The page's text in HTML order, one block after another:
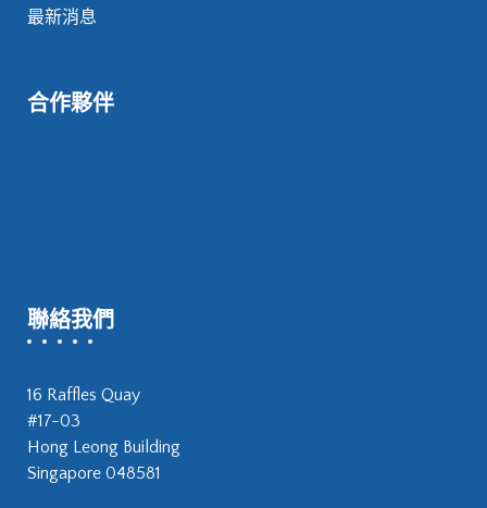
最新消息
合作夥伴
聯絡我們
16 Raffles Quay
#17-03
Hong Leong Building
Singapore 048581